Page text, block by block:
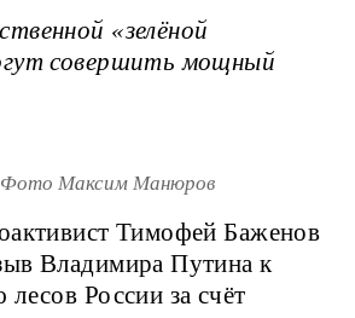
«зелёной
совершить мощный
Максим Манюров
Тимофей Баженов
Владимира Путина к
лесов России за счёт